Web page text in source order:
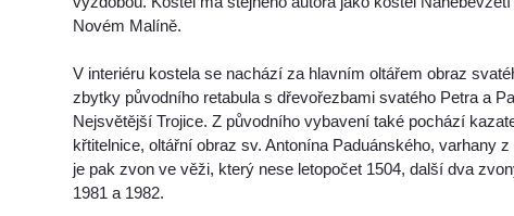
Novém Malíně.
V interiéru kostela se nachází za hlavním oltářem obraz
zbytky původního retabula s dřevořezbami svatého Petra a
Nejsvětější Trojice. Z původního vybavení také pochází
křtitelnice, oltářní obraz sv. Antonína Paduánského, varhany
je pak zvon ve věži, který nese letopočet 1504, další dva
1981 a 1982.